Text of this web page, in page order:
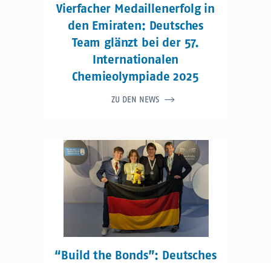
Vierfacher Medaillenerfolg in
den Emiraten: Deutsches
Team glänzt bei der 57.
Internationalen
Chemieolympiade 2025
ZU DEN NEWS
“Build the Bonds”: Deutsches